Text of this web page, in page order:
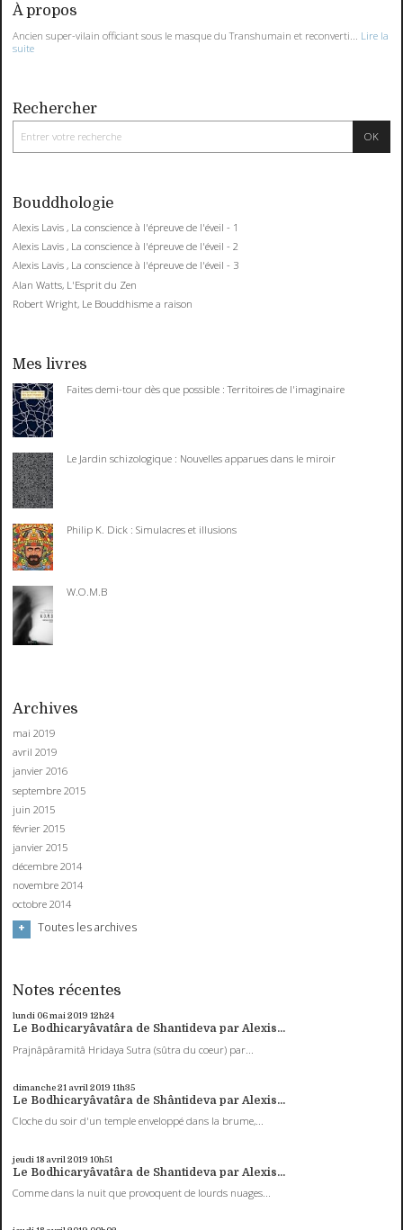
À propos
Ancien super-vilain officiant sous le masque du Transhumain et reconverti...
Lire la
suite
Rechercher
Bouddhologie
Alexis Lavis , La conscience à l'épreuve de l'éveil - 1
Alexis Lavis , La conscience à l'épreuve de l'éveil - 2
Alexis Lavis , La conscience à l'épreuve de l'éveil - 3
Alan Watts, L'Esprit du Zen
Robert Wright, Le Bouddhisme a raison
Mes livres
Faites demi-tour dès que possible : Territoires de l'imaginaire
Le Jardin schizologique : Nouvelles apparues dans le miroir
Philip K. Dick : Simulacres et illusions
W.O.M.B
Archives
mai 2019
avril 2019
janvier 2016
septembre 2015
juin 2015
février 2015
janvier 2015
décembre 2014
novembre 2014
octobre 2014
Toutes les archives
Notes récentes
lundi 06mai 2019 12h24
Le Bodhicaryâvatâra de Shantideva par Alexis...
Prajnâpâramitâ Hridaya Sutra (sûtra du coeur) par...
dimanche 21 avril 2019 11h35
Le Bodhicaryâvatâra de Shântideva par Alexis...
Cloche du soir d'un temple enveloppé dans la brume,...
jeudi 18 avril 2019 10h51
Le Bodhicaryâvatâra de Shantideva par Alexis...
Comme dans la nuit que provoquent de lourds nuages...